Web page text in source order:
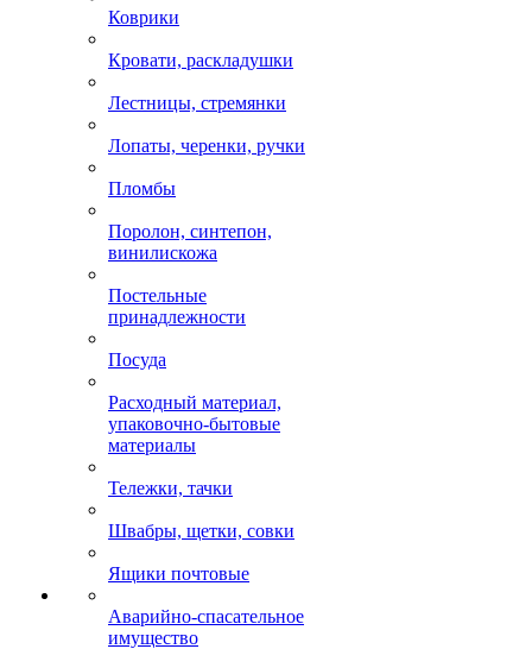
Коврики
Кровати, раскладушки
Лестницы, стремянки
Лопаты, черенки, ручки
Пломбы
Поролон, синтепон,
винилискожа
Постельные
принадлежности
Посуда
Расходный материал,
упаковочно-бытовые
материалы
Тележки, тачки
Швабры, щетки, совки
Ящики почтовые
Аварийно-спасательное
имущество